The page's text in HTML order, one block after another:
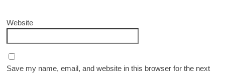
Website
Save my name, email, and website in this browser for the next